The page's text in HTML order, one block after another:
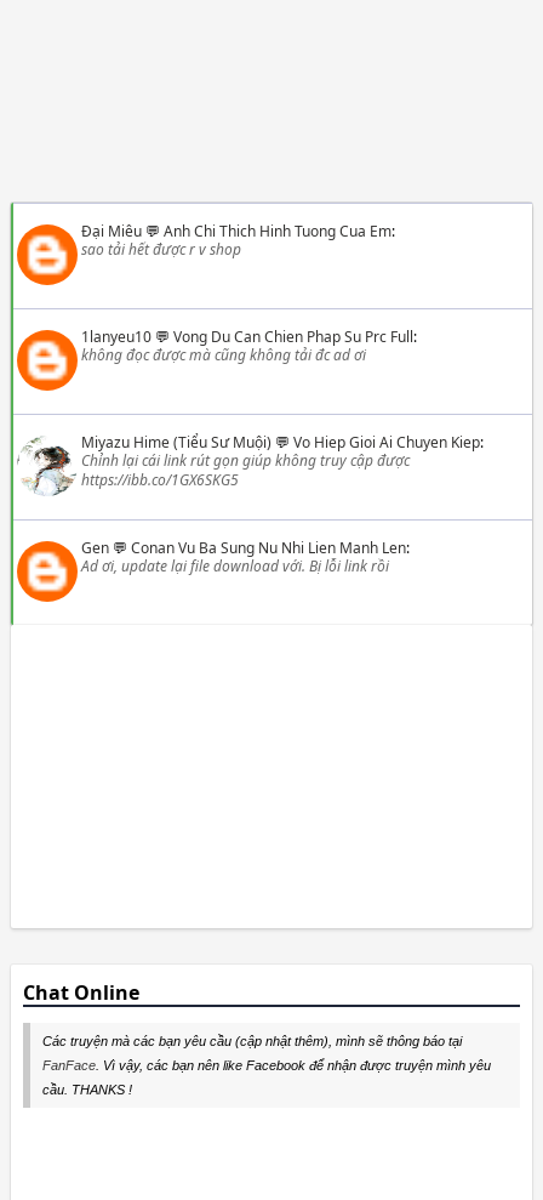
Đại Miêu💬 Anh Chi Thich Hinh Tuong Cua Em:
sao tải hết được r v shop
1lanyeu10💬 Vong Du Can Chien Phap Su Prc Full:
không đọc được mà cũng không tải đc ad ơi
Miyazu Hime (Tiểu Sư Muội) 💬 Vo Hiep Gioi Ai Chuyen Kiep:
Chỉnh lại cái link rút gọn giúp không truy cập được
https://ibb.co/1GX6SKG5
Gen💬 Conan Vu Ba Sung Nu Nhi Lien Manh Len:
Ad ơi, update lại file download với. Bị lỗi link rồi
Chat Online
Các truyện mà các bạn yêu cầu (cập nhật thêm), mình sẽ thông báo tại
FanFace. Vì vậy, các bạn nên like Facebook để nhận được truyện mình yêu
cầu. THANKS !